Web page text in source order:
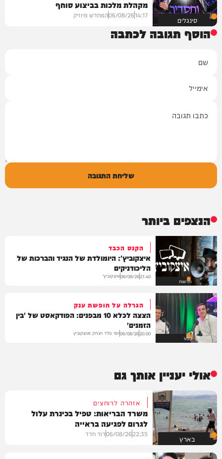
סינגלים
מקהלת מלכות בביצוע סוחף
14:17
06/08/26המחדש מיוזיק
הוסף תגובה לכתבה
שליחת התגובה
הנצפים ביותר
חדשות
הקנס הכבד
איצקוביץ': היומולדת של הנגיד והברכות של
הליכודניקים
21:40
06/08/26איצקוביץ'
VOD
הגרלה על חופשת ענק
הצצה לכלא 10 מבפנים: הפודקאסט של 'בין
הזמנים'
20:00
06/08/26יוסי פלד ויצחק מושקוביץ
אולי יעניין אותך גם
בארץ
אזהרה לרוחצים
משרד הבריאות: טפיל בכינרת עלול
לגרום לפגיעה בראייה
22:35
06/08/26דוד חדד